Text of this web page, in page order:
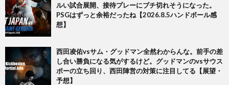
ルい試合展開、接待プレーにブチ切れそうになった。
PSGはずっと余裕だったね【2026.8.5ハンドボール感
想】
西田凌佑vsサム・グッドマン全然わからんな。前手の差
し合い勝負になる気がするけど。グッドマンのvsサウス
ポーの立ち回り、西田陣営の対策に注目してる【展望・
予想】